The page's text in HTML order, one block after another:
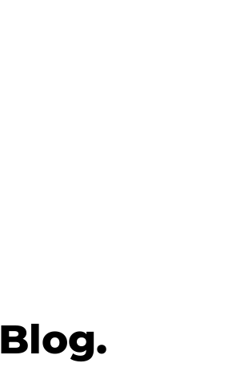
Blog.